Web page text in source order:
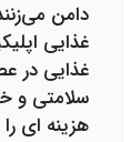
غذایی
غذایی در
سلامتی و
هزینه‌ ای